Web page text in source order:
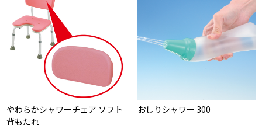
やわらかシャワーチェア ソフト
背もたれ
おしりシャワー 300